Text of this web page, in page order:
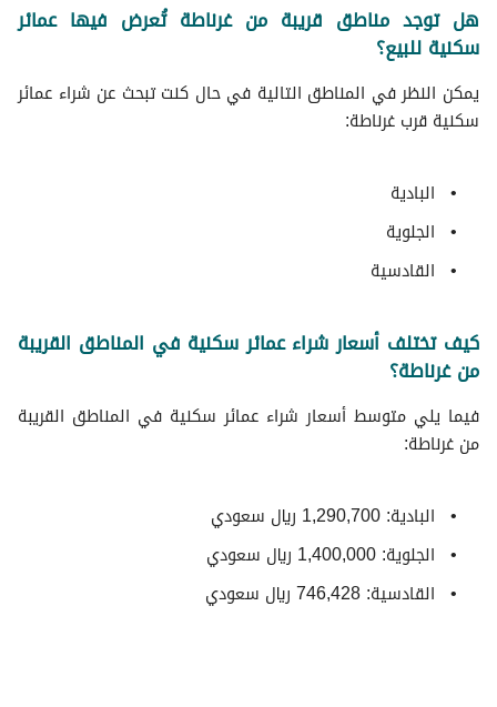
هل توجد مناطق قريبة من غرناطة تُعرض فيها عمائر
سكنية للبيع؟
يمكن النظر في المناطق التالية في حال كنت تبحث عن شراء عمائر
سكنية قرب غرناطة:
البادية
الجلوية
القادسية
كيف تختلف أسعار شراء عمائر سكنية في المناطق القريبة
من غرناطة؟
فيما يلي متوسط ​​أسعار شراء عمائر سكنية في المناطق القريبة
من غرناطة:
البادية: 1,290,700 ريال سعودي
الجلوية: 1,400,000 ريال سعودي
القادسية: 746,428 ريال سعودي